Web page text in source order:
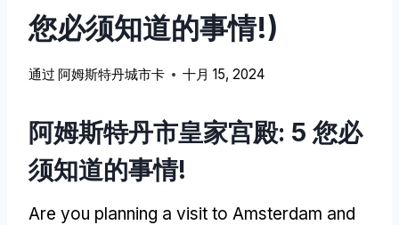
您必须知道的事情!)
通过 阿姆斯特丹城市卡 十月 15, 2024
阿姆斯特丹市皇家宫殿: 5 您必
须知道的事情!
Are you planning a visit to Amsterdam and